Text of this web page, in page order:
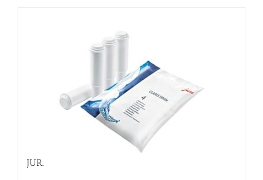
JURA Claris White veefilter 4tk pakis